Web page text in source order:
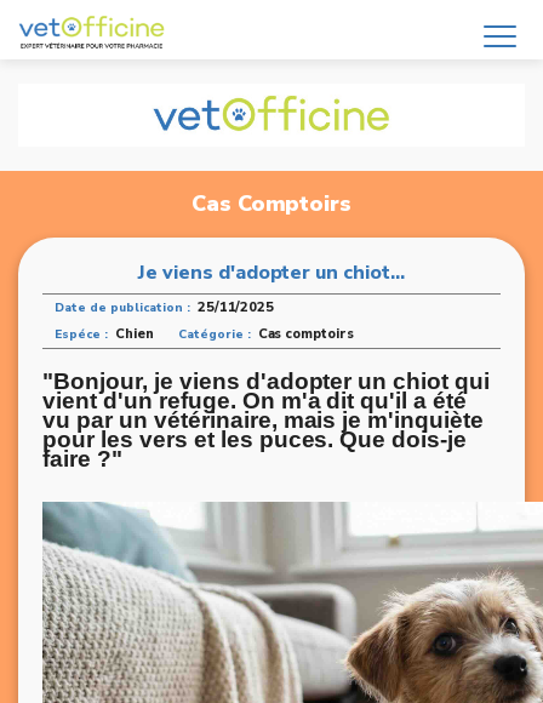
Cas Comptoirs
Je viens d'adopter un chiot...
Date de publication : 25/11/2025
Espéce : Chien Catégorie : Cas comptoirs
"Bonjour, je viens d'adopter un chiot qui
vient d'un refuge. On m'a dit qu'il a été
vu par un vétérinaire, mais je m'inquiète
pour les vers et les puces. Que dois-je
faire ?"